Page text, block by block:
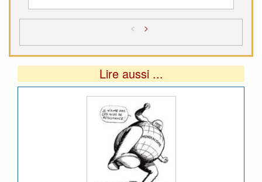
< >
Lire aussi ...